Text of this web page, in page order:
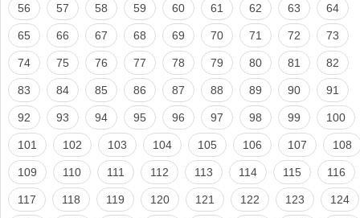
56 57 58 59 60 61 62 63 64
65 66 67 68 69 70 71 72 73
74 75 76 77 78 79 80 81 82
83 84 85 86 87 88 89 90 91
92 93 94 95 96 97 98 99 100
101 102 103 104 105 106 107 108
109 110 111 112 113 114 115 116
117 118 119 120 121 122 123 124